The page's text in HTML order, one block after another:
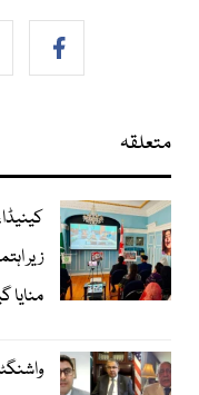
متعلقہ
زیر
منایا